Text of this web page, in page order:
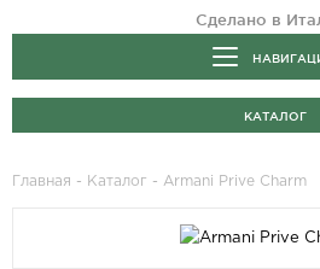
Сделано в
КАТАЛОГ
Главная - Каталог - Armani Prive Charm